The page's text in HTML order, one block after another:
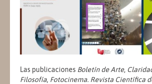
Las publicaciones Boletín de Arte,
Filosofía, Fotocinema. Revista Científica